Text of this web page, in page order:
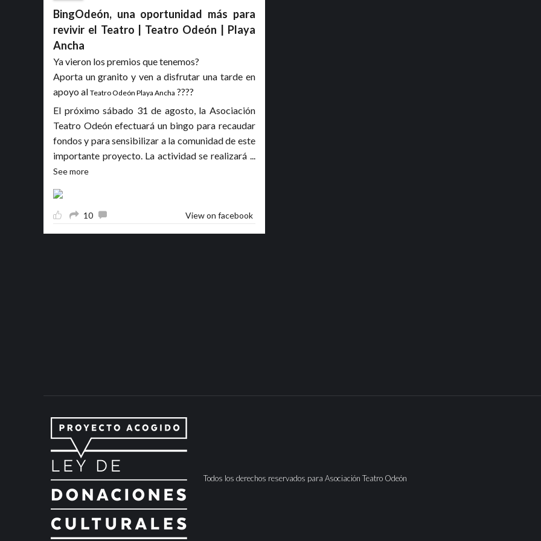
BingOdeón, una oportunidad más para
revivir el Teatro | Teatro Odeón | Playa
Ancha
Ya vieron los premios que tenemos?
Aporta un granito y ven a disfrutar una tarde en
apoyo al Teatro Odeón Playa Ancha ????
El próximo sábado 31 de agosto, la Asociación
Teatro Odeón efectuará un bingo para recaudar
fondos y para sensibilizar a la comunidad de este
importante proyecto. La actividad se realizará
See more
10 View on facebook
Todos los derechos reservados para Asociación Teatro Odeón